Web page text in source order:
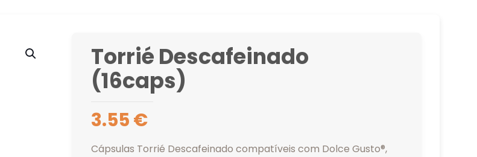
Torrié Descafeinado
(16caps)
3.55€
Cápsulas Torrié Descafeinado compatíveis com Dolce Gusto®,